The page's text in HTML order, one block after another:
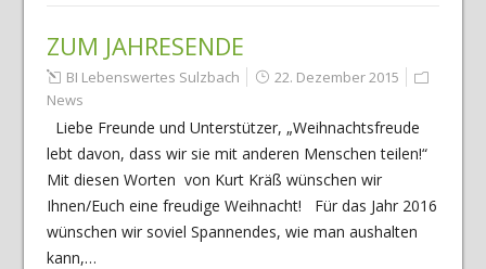
ZUM JAHRESENDE
BI Lebenswertes Sulzbach
22. Dezember 2015
News
Liebe Freunde und Unterstützer, „Weihnachtsfreude
lebt davon, dass wir sie mit anderen Menschen teilen!“
Mit diesen Worten von Kurt Kräß wünschen wir
Ihnen/Euch eine freudige Weihnacht! Für das Jahr 2016
wünschen wir soviel Spannendes, wie man aushalten
kann,…